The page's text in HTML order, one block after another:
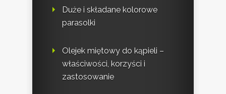
Duże i składane kolorowe
parasolki
Olejek miętowy do kąpieli –
właściwości, korzyści i
zastosowanie